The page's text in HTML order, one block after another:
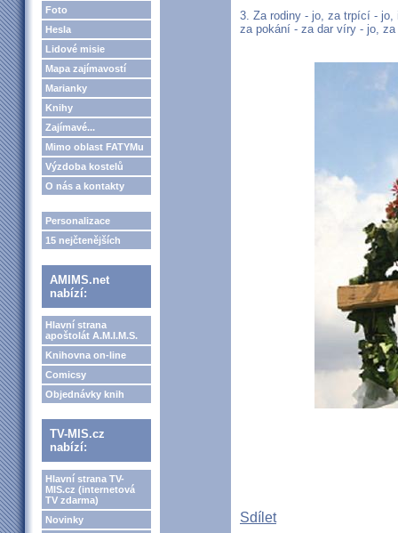
Foto
Hesla
Lidové misie
Mapa zajímavostí
Marianky
Knihy
Zajímavé...
Mimo oblast FATYMu
Výzdoba kostelů
O nás a kontakty
Personalizace
15 nejčtenějších
AMIMS.net
nabízí:
Hlavní strana
apoštolát A.M.I.M.S.
Knihovna on-line
Comicsy
Objednávky knih
TV-MIS.cz
nabízí:
Hlavní strana TV-
MIS.cz (internetová
TV zdarma)
Novinky
3. Za rodiny - jo, za trpící - jo,
za pokání - za dar víry - jo,
Sdílet